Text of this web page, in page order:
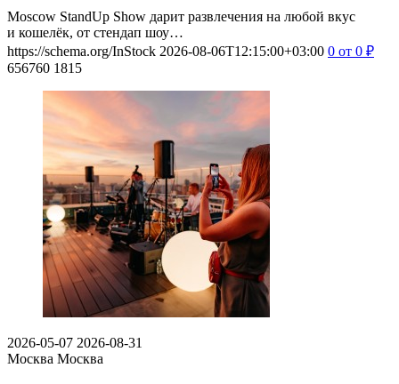
Moscow StandUp Show дарит развлечения на любой вкус
и кошелёк, от стендап шоу…
https://schema.org/InStock 2026-08-06T12:15:00+03:00 0 от 0 ₽
656760 1815
2026-05-07 2026-08-31
Москва Москва